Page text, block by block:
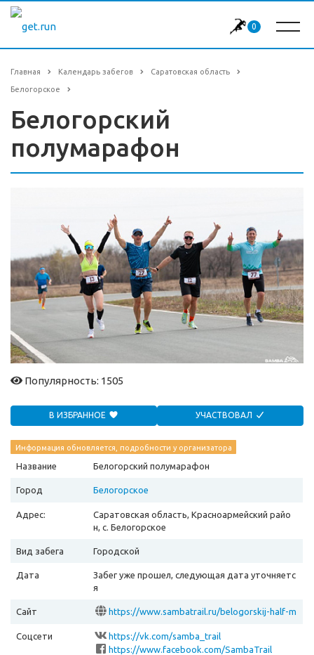
0
Главная Календарь забегов Саратовская область
Белогорское
Белогорский
полумарафон
Популярность: 1505
В ИЗБРАННОЕ УЧАСТВОВАЛ
Информация обновляется, подробности у организатора
Название Белогорский полумарафон
Город Белогорское
Адрес:
Саратовская область, Красноармейский райо
н, c. Белогорское
Вид забега Городской
Дата
Забег уже прошел, следующая дата уточняетс
я
Сайт
https://www.sambatrail.ru/belogorskij-half-m
Соцсети
https://vk.com/samba_trail
https://www.facebook.com/SambaTrail